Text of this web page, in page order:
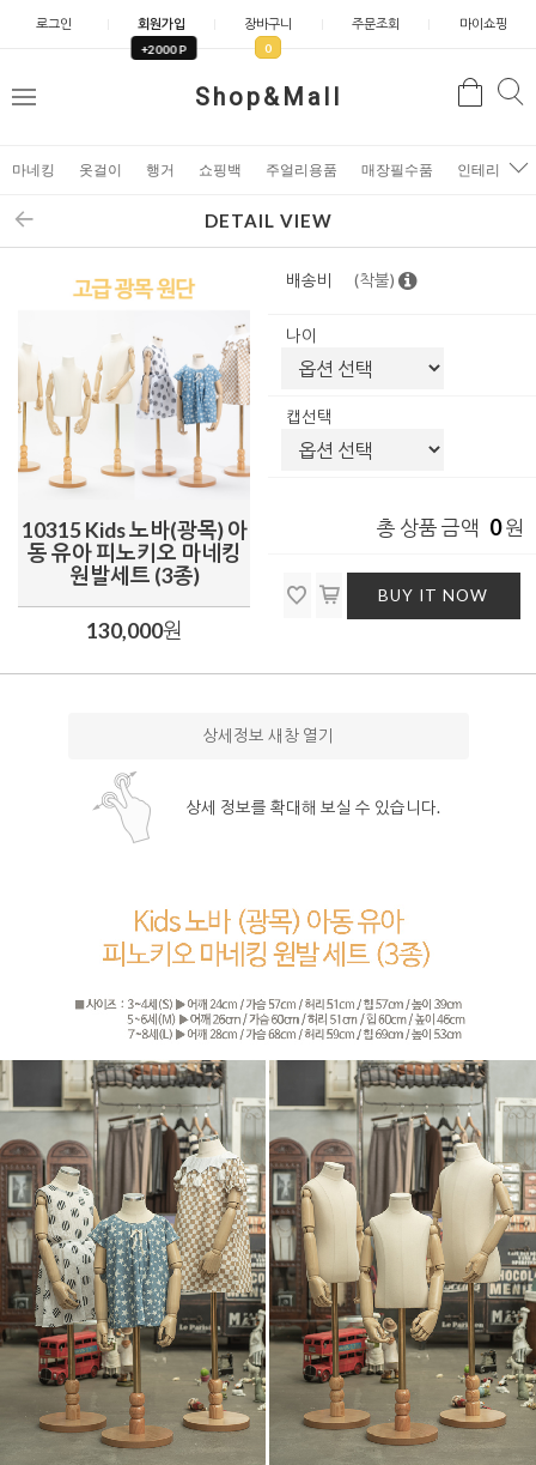
로그인 회원가입
+2000 P
장바구니
0
주문조회 마이쇼핑
Shop&Mall
메
검
마네킹 옷걸이 행거 쇼핑백 주얼리용품 매장필수품 인테리어소
DETAIL VIEW
10315 Kids 노바(광목) 아
동 유아 피노키오 마네킹
원발세트 (3종)
130,000원
배송비 (착불)
나이
캡선택
총 상품 금액 0원
BUY IT NOW
상세정보 새창 열기
상세 정보를 확대해 보실 수 있습니다.